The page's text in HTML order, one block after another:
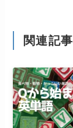
関連記事